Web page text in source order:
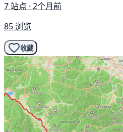
7 站点 · 2个月前
85 浏览
收藏